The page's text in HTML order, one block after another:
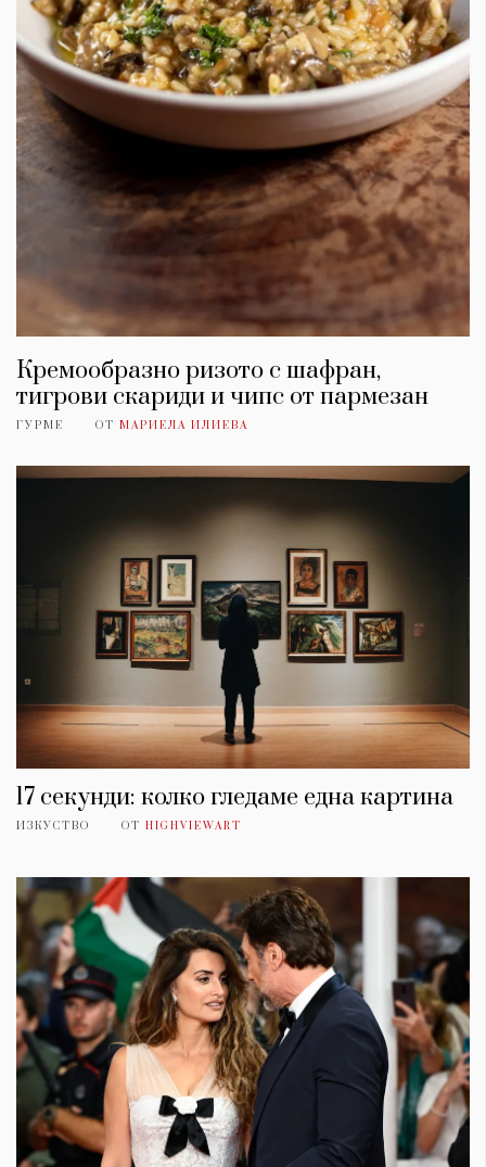
Кремообразно ризото с шафран,
тигрови скариди и чипс от пармезан
ГУРМЕ ОТ МАРИЕЛА ИЛИЕВА
17 секунди: колко гледаме една картина
ИЗКУСТВО ОТ HIGHVIEWART